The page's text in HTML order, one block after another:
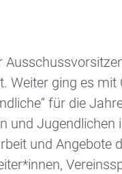
Weiter ging es mit
für die
und Jugendlichen
und Angebote